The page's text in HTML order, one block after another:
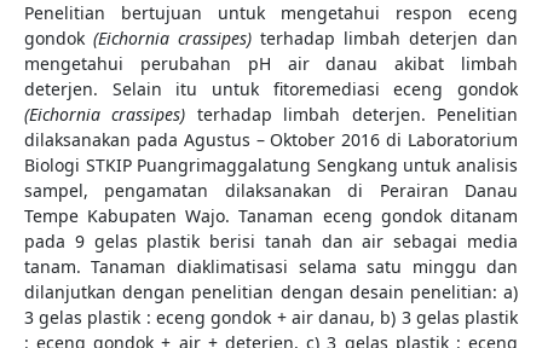
Penelitian bertujuan untuk mengetahui respon eceng
gondok (Eichornia crassipes) terhadap limbah deterjen dan
mengetahui perubahan pH air danau akibat limbah
deterjen. Selain itu untuk fitoremediasi eceng gondok
(Eichornia crassipes) terhadap limbah deterjen. Penelitian
dilaksanakan pada Agustus – Oktober 2016 di Laboratorium
Biologi STKIP Puangrimaggalatung Sengkang untuk analisis
sampel, pengamatan dilaksanakan di Perairan Danau
Tempe Kabupaten Wajo. Tanaman eceng gondok ditanam
pada 9 gelas plastik berisi tanah dan air sebagai media
tanam. Tanaman diaklimatisasi selama satu minggu dan
dilanjutkan dengan penelitian dengan desain penelitian: a)
3 gelas plastik : eceng gondok + air danau, b) 3 gelas plastik
: eceng gondok + air + deterjen, c) 3 gelas plastik : eceng